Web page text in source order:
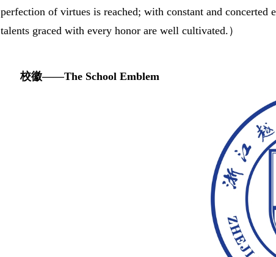
perfection of virtues is reached; with constant and
talents graced with every honor are well cultivated. ）
校徽——The School Emblem